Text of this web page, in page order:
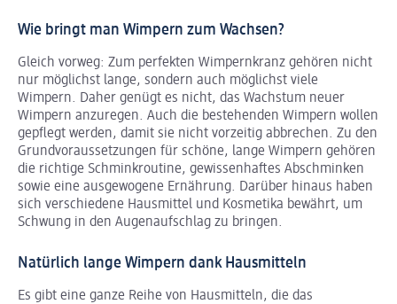
Wie bringt man Wimpern zum Wachsen?
Gleich vorweg: Zum perfekten Wimpernkranz gehören nicht
nur möglichst lange, sondern auch möglichst viele
Wimpern. Daher genügt es nicht, das Wachstum neuer
Wimpern anzuregen. Auch die bestehenden Wimpern wollen
gepflegt werden, damit sie nicht vorzeitig abbrechen. Zu den
Grundvoraussetzungen für schöne, lange Wimpern gehören
die richtige Schminkroutine, gewissenhaftes Abschminken
sowie eine ausgewogene Ernährung. Darüber hinaus haben
sich verschiedene Hausmittel und Kosmetika bewährt, um
Schwung in den Augenaufschlag zu bringen.
Natürlich lange Wimpern dank Hausmitteln
Es gibt eine ganze Reihe von Hausmitteln, die das